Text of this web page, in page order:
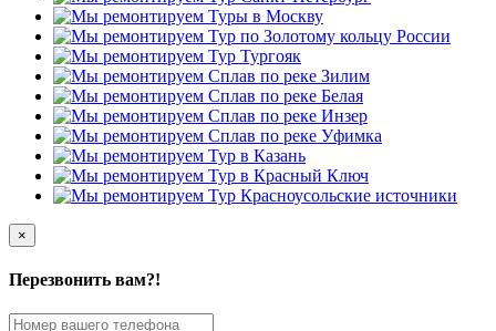
×
Перезвонить вам?!